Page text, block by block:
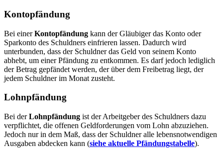
Kontopfändung
Bei einerKontopfändung kann der Gläubiger das Konto oder
Sparkonto des Schuldners einfrieren lassen. Dadurch wird
unterbunden, dass der Schuldner das Geld von seinem Konto
abhebt, um einer Pfändung zu entkommen. Es darf jedoch lediglich
der Betrag gepfändet werden, der über dem Freibetrag liegt, der
jedem Schuldner im Monat zusteht.
Lohnpfändung
Bei derLohnpfändung ist der Arbeitgeber des Schuldners dazu
verpflichtet, die offenen Geldforderungen vom Lohn abzuziehen.
Jedoch nur in dem Maß, dass der Schuldner alle lebensnotwendigen
Ausgaben abdecken kann (siehe aktuelle Pfändungstabelle).